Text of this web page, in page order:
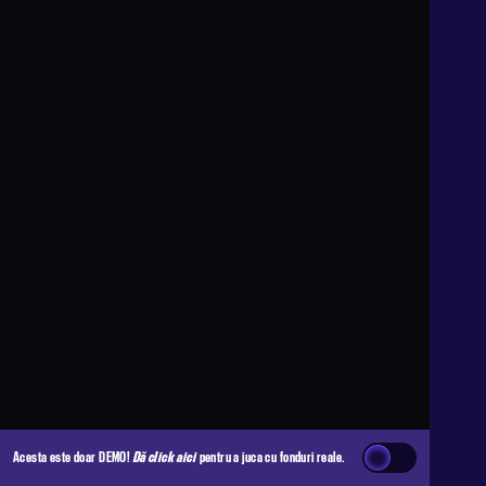
Acesta este doar DEMO!Dă click aicipentru a juca cu fonduri reale.